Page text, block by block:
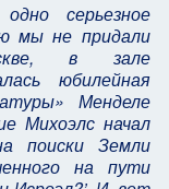
серьезное
мы не придали
в зале
юбилейная
Менделе
Михоэлс начал
поиски Земли
на пути